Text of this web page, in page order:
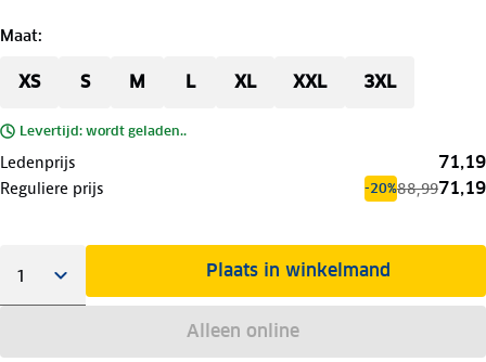
Maat:
XS S M L XL XXL 3XL
Levertijd: wordt geladen..
Ledenprijs 71,19
Reguliere prijs -20%88,9971,19
Plaats in winkelmand
Alleen online